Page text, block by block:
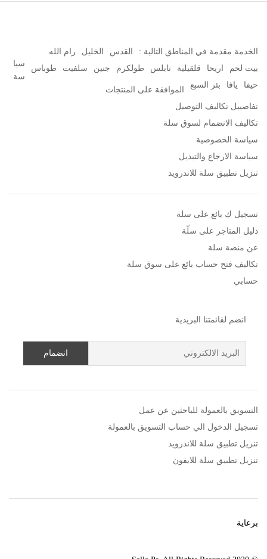
الخدمة مقدمة في المناطق التالية : القدس الخليل
رام الله
بيت لحم
اريحا قلقيلية نابلس طولكرم جنين سلفيت
طوباس
حيفا
يافا بئر السبع
سيا
سة
الموافقة على المنتجات
تفاصييل تكاليف التوصيل
تكاليف الانضمام لسوق سلة
سياسة الخصوصية
سياسة الارجاع والتبديل
تنزيل تطبيق سلة للاندرويد
تسجيل ك بائع على سلة
دليل المتاجر على سلّة
عن منصة سلة
تكاليف فتح حساب بائع على سوق سلة
حسابي
انضم لقائمتنا البريدية
التسويق بالعمولة للباحثين عن عمل
تسجيل الدخول الي حساب التسويق بالعمولة
تنزيل تطبيق سلة للاندرويد
تنزيل تطبيق سلة للايفون
برعاية